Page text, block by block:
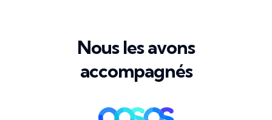
Nous les avons
accompagnés